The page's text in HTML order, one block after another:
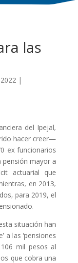
las
|
del Ipejal,
hacer creer—
ex funcionarios
pensión mayor a
actuarial que
en 2013,
para 2019, el
situación han
a las ‘pensiones
mil pesos al
que cobra una